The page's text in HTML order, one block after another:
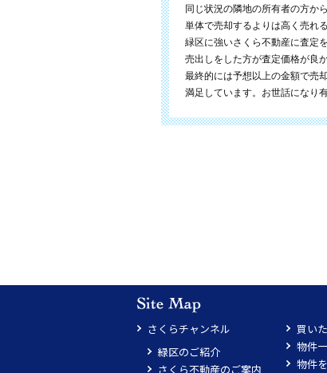
同じ状況の隣地の所有者の方か
単体で売却するよりは高く売れ
緑区に強いさくら不動産に査定
売出しをした方が査定価格が良
最終的には予想以上の金額で売
満足しています。お世話になり
さくらチャンネル
緑区のご紹介
さくら不動産のご案内
買い
物件
物件